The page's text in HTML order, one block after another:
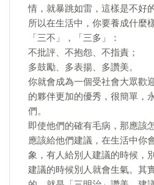
情，就暴跳如雷，這樣是不好的
所以在生活中，你要養成什麼
「三不」，「三多」：
不批評、不抱怨、不指責；
多鼓勵、多表揚、多讚美。
你就會成為一個受社會大眾歡
的夥伴更加的優秀，很簡單，
們。
即使他們的確有毛病，那應該
應該給他們建議，在生活中你
象，有人給別人建議的時候，
建議的時候別人就會生氣。其